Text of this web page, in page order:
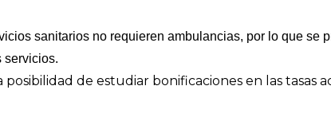
sanitarios no requieren ambulancias, por lo que se
servicios.
de estudiar bonificaciones en las tasas